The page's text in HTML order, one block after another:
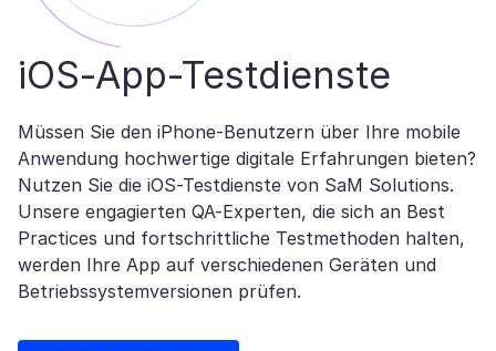
iOS-App-Testdienste
Müssen Sie den iPhone-Benutzern über Ihre mobile
Anwendung hochwertige digitale Erfahrungen bieten?
Nutzen Sie die iOS-Testdienste von SaM Solutions.
Unsere engagierten QA-Experten, die sich an Best
Practices und fortschrittliche Testmethoden halten,
werden Ihre App auf verschiedenen Geräten und
Betriebssystemversionen prüfen.